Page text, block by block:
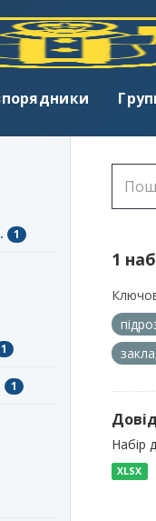
1
1
1
1
Набір
XLSX